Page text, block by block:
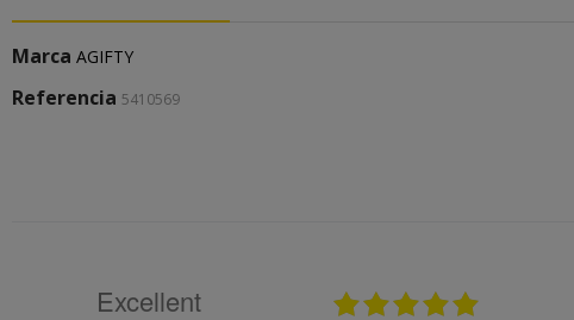
Marca AGIFTY
Referencia 5410569
Excellent